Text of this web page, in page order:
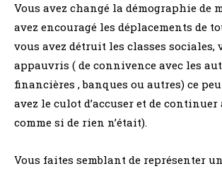
Vous avez changé la démographie de
avez encouragé les déplacements de
vous avez détruit les classes sociales,
appauvris ( de connivence avec les
financières , banques ou autres) ce
avez le culot d’accuser et de continuer
comme si de rien n’était).
Vous faites semblant de représenter